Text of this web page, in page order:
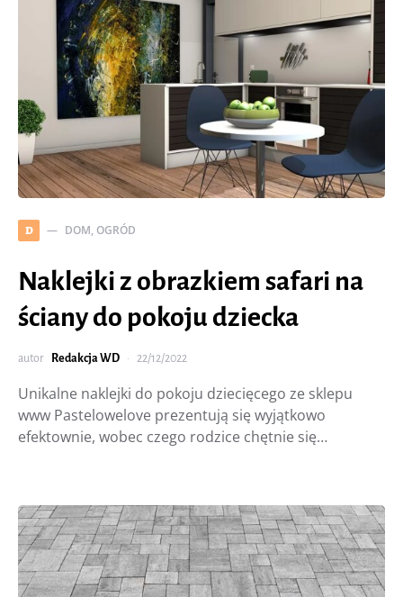
D DOM, OGRÓD
Naklejki z obrazkiem safari na
ściany do pokoju dziecka
autor Redakcja WD 22/12/2022
Unikalne naklejki do pokoju dziecięcego ze sklepu
www Pastelowelove prezentują się wyjątkowo
efektownie, wobec czego rodzice chętnie się…